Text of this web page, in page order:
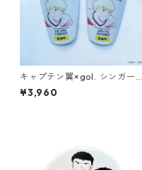
キャプテン翼×gol. シンガード
1.0 [TYPE E （カール・ハイン
ツ・シュナイダー）]
¥3,960